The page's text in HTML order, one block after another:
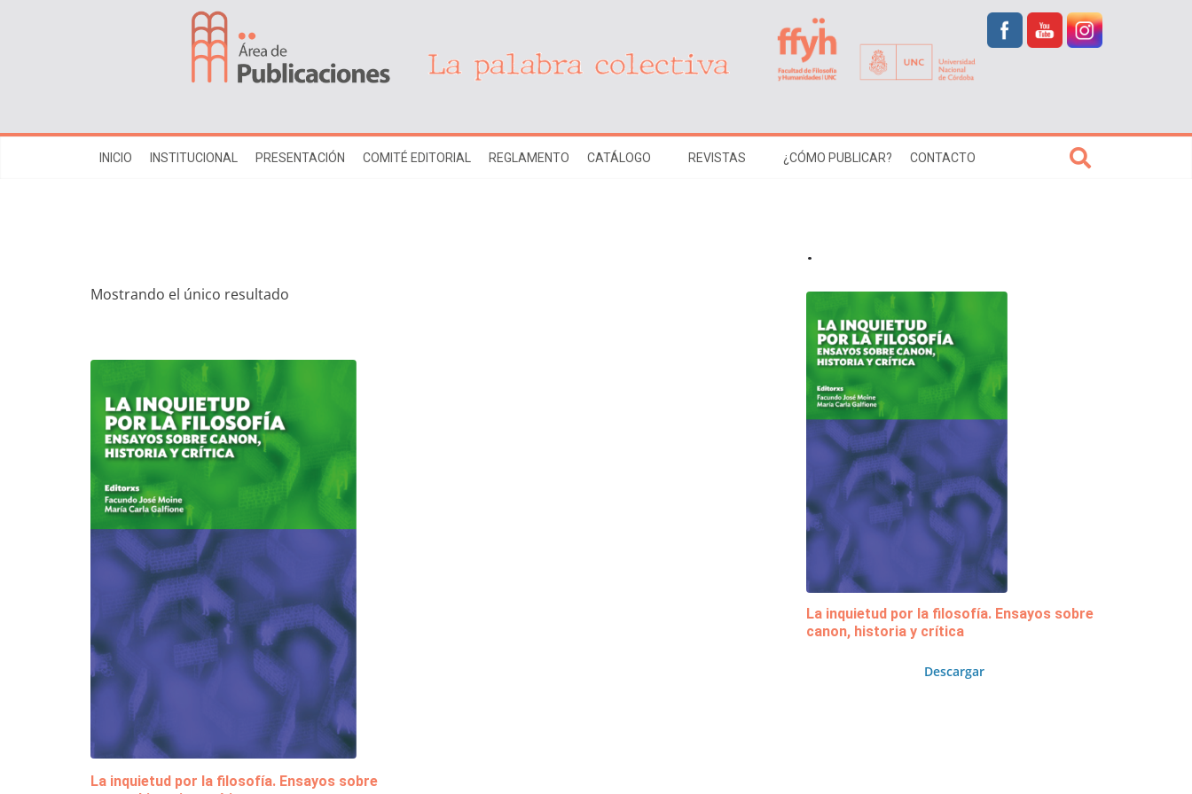
INICIO INSTITUCIONAL PRESENTACIÓN COMITÉ EDITORIAL REGLAMENTO CATÁLOGO REVISTAS ¿CÓMO PUBLICAR? CONTACTO
Mostrando el único resultado
La inquietud por la filosofía. Ensayos sobre
.
La inquietud por la filosofía. Ensayos sobre
canon, historia y crítica
Descargar